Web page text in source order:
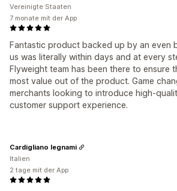
Fantastic product backed up by an even
us was literally within days and at every
Flyweight team has been there to ensure
most value out of the product. Game
merchants looking to introduce high-
customer support experience.
Vereinigte Staaten
7 monate mit der App
Cardigliano legnami
Italien
2 tage mit der App